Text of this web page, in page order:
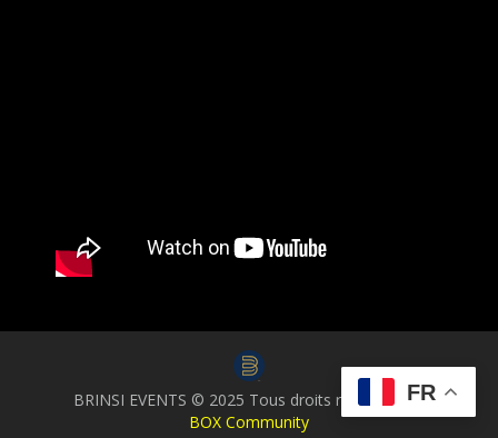
BRINSI EVENTS © 2025 Tous droits réservés par
BOX Community
FR